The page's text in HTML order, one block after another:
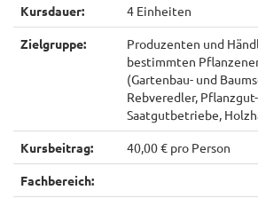
Kursdauer: 4 Einheiten
Zielgruppe:
Produzenten und
bestimmten
(Gartenbau- und
Rebveredler,
Saatgutbetriebe,
Kursbeitrag: 40,00 € pro Person
Fachbereich: